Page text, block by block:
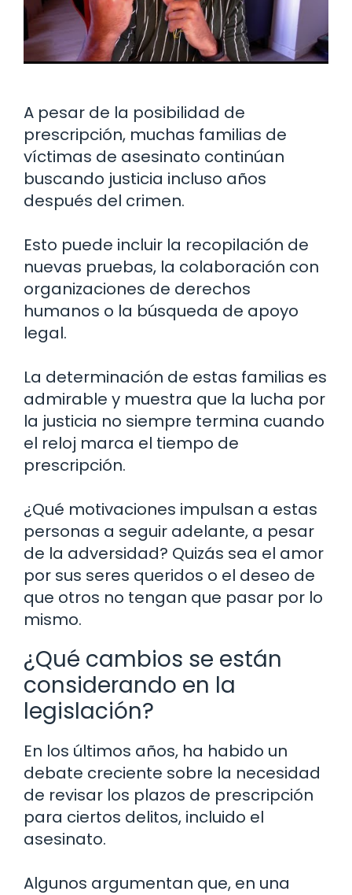
A pesar de la posibilidad de
prescripción, muchas familias de
víctimas de asesinato continúan
buscando justicia incluso años
después del crimen.
Esto puede incluir la recopilación de
nuevas pruebas, la colaboración con
organizaciones de derechos
humanos o la búsqueda de apoyo
legal.
La determinación de estas familias es
admirable y muestra que la lucha por
la justicia no siempre termina cuando
el reloj marca el tiempo de
prescripción.
¿Qué motivaciones impulsan a estas
personas a seguir adelante, a pesar
de la adversidad? Quizás sea el amor
por sus seres queridos o el deseo de
que otros no tengan que pasar por lo
mismo.
¿Qué cambios se están
considerando en la
legislación?
En los últimos años, ha habido un
debate creciente sobre la necesidad
de revisar los plazos de prescripción
para ciertos delitos, incluido el
asesinato.
Algunos argumentan que, en una